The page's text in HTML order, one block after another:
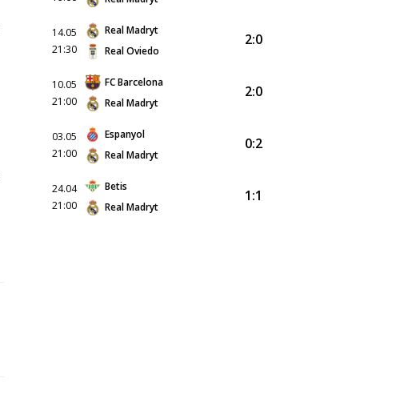
14.05
21:30
Real Madryt
Real Oviedo
2:0
10.05
21:00
FC Barcelona
Real Madryt
2:0
03.05
21:00
Espanyol
Real Madryt
0:2
24.04
21:00
Betis
Real Madryt
1:1